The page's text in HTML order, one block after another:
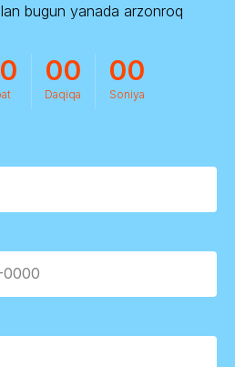
bugun yanada arzonroq
00
Daqiqa
00
Soniya